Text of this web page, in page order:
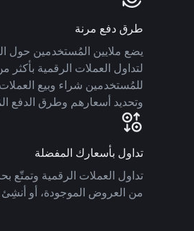
طرق دفع مرنة
للمُستخدمين شراء وبيع
وتحديد أسعارهم وطرق الدفع
تداول بأسعارك المفضلة
تداول العملات الرقمية وتمتّع
من العروض الموجودة، أو أنشِئ